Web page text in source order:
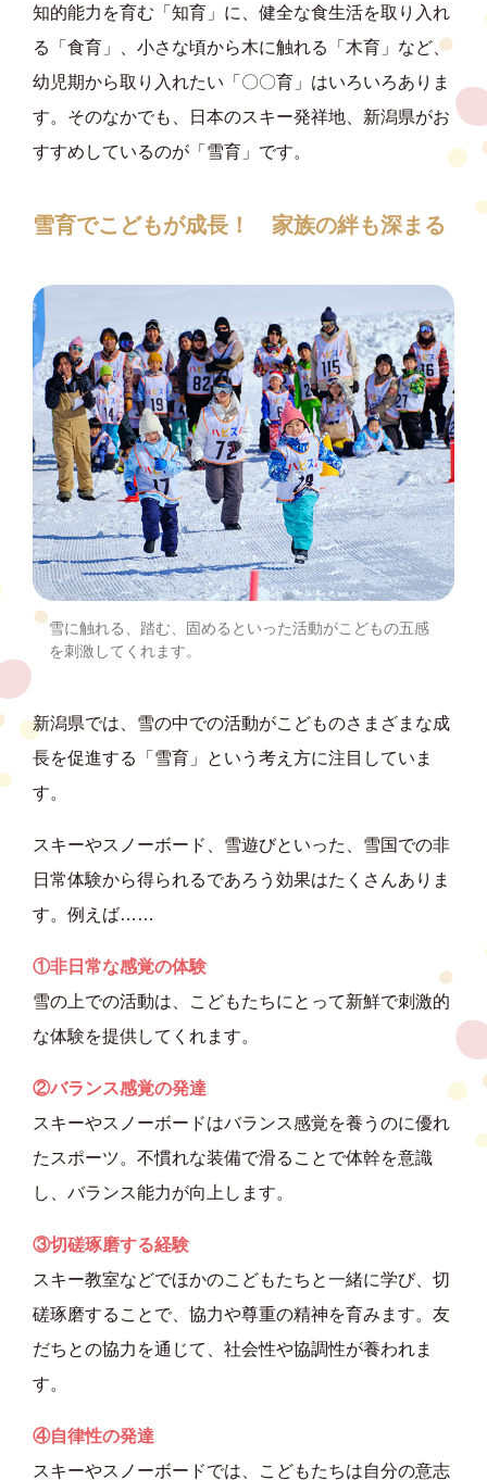
知的能力を育む「知育」に、健全な食生活を取り入れ
る「食育」、小さな頃から木に触れる「木育」など、
幼児期から取り入れたい「〇〇育」はいろいろありま
す。そのなかでも、日本のスキー発祥地、新潟県がお
すすめしているのが「雪育」です。
雪育でこどもが成長！ 家族の絆も深まる
雪に触れる、踏む、固めるといった活動がこどもの五感
を刺激してくれます。
新潟県では、雪の中での活動がこどものさまざまな成
長を促進する「雪育」という考え方に注目していま
す。
スキーやスノーボード、雪遊びといった、雪国での非
日常体験から得られるであろう効果はたくさんありま
す。例えば……
①非日常な感覚の体験
雪の上での活動は、こどもたちにとって新鮮で刺激的
な体験を提供してくれます。
②バランス感覚の発達
スキーやスノーボードはバランス感覚を養うのに優れ
たスポーツ。不慣れな装備で滑ることで体幹を意識
し、バランス能力が向上します。
③切磋琢磨する経験
スキー教室などでほかのこどもたちと一緒に学び、切
磋琢磨することで、協力や尊重の精神を育みます。友
だちとの協力を通じて、社会性や協調性が養われま
す。
④自律性の発達
スキーやスノーボードでは、こどもたちは自分の意志